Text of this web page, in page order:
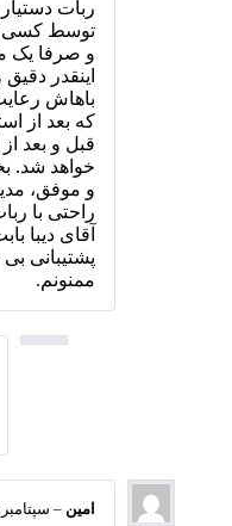
ربات
توسط کسی
و صرفا یک
اینقدر
باهاش
که بعد از
قبل و بعد
خواهد شد.
و موفق،
راحتی با
آقای دیبا
پشتیبانی
ممنونم.
امین – سپتامبر 16, 2021